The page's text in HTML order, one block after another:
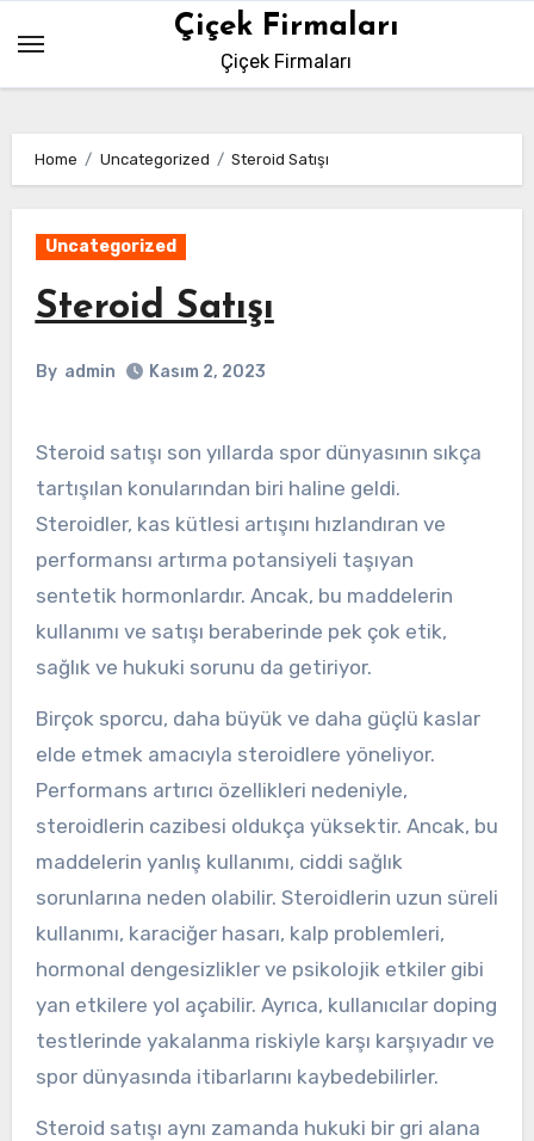
content
Çiçek Firmaları
Çiçek Firmaları
Home Uncategorized Steroid Satışı
Uncategorized
Steroid Satışı
By admin Kasım 2, 2023
Steroid satışı son yıllarda spor dünyasının sıkça
tartışılan konularından biri haline geldi.
Steroidler, kas kütlesi artışını hızlandıran ve
performansı artırma potansiyeli taşıyan
sentetik hormonlardır. Ancak, bu maddelerin
kullanımı ve satışı beraberinde pek çok etik,
sağlık ve hukuki sorunu da getiriyor.
Birçok sporcu, daha büyük ve daha güçlü kaslar
elde etmek amacıyla steroidlere yöneliyor.
Performans artırıcı özellikleri nedeniyle,
steroidlerin cazibesi oldukça yüksektir. Ancak, bu
maddelerin yanlış kullanımı, ciddi sağlık
sorunlarına neden olabilir. Steroidlerin uzun süreli
kullanımı, karaciğer hasarı, kalp problemleri,
hormonal dengesizlikler ve psikolojik etkiler gibi
yan etkilere yol açabilir. Ayrıca, kullanıcılar doping
testlerinde yakalanma riskiyle karşı karşıyadır ve
spor dünyasında itibarlarını kaybedebilirler.
Steroid satışı aynı zamanda hukuki bir gri alana